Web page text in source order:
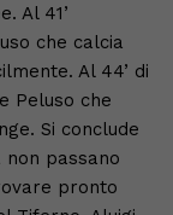
Al 41’
che calcia
Al 44’ di
Peluso che
Si conclude
passano
pronto